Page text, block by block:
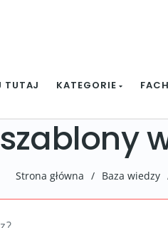
TUTAJ KATEGORIE
Strona główna / Baza wiedzy